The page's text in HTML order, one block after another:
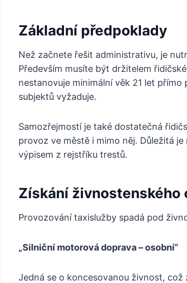
Základní předpoklady
Než začnete řešit administrativu, je
Především musíte být držitelem
nestanovuje minimální věk 21 let
subjektů vyžaduje.
Samozřejmostí je také dostatečná
provoz ve městě i mimo něj. Důležitá
výpisem z rejstříku trestů.
Získání živnostenského
Provozování taxislužby spadá pod
„Silniční motorová doprava – osobní“
Jedná se o koncesovanou živnost, což